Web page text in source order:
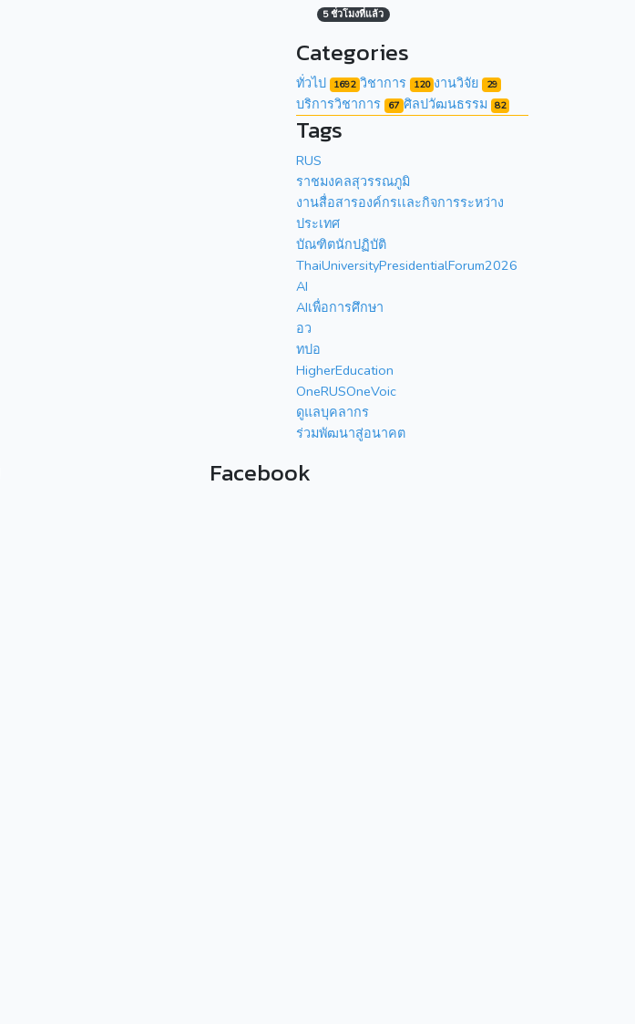
5 ชั่วโมงที่แล้ว
Categories
ทั่วไป 1692 วิชาการ 120 งานวิจัย 29
บริการวิชาการ 67 ศิลปวัฒนธรรม 82
Tags
RUS
ราชมงคลสุวรรณภูมิ
งานสื่อสารองค์กรเเละกิจการระหว่าง
ประเทศ
บัณฑิตนักปฏิบัติ
ThaiUniversityPresidentialForum2026
AI
AIเพื่อการศึกษา
อว
ทปอ
HigherEducation
OneRUSOneVoic
ดูแลบุคลากร
ร่วมพัฒนาสู่อนาคต
Facebook